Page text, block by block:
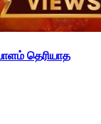
தெரியாத